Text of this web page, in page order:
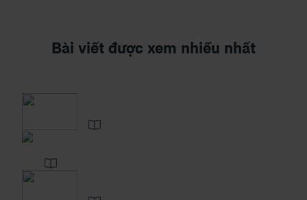
Bài viết được xem nhiều nhất